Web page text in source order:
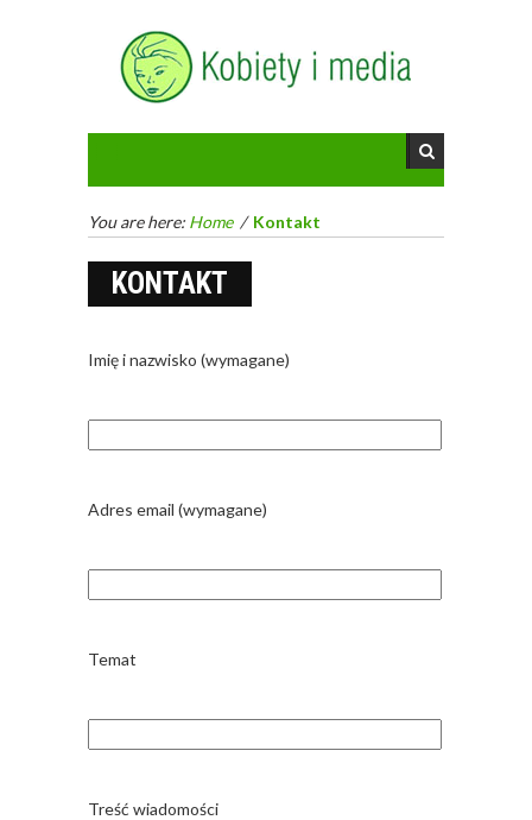
You are here: Home / Kontakt
KONTAKT
Imię i nazwisko (wymagane)
Adres email (wymagane)
Temat
Treść wiadomości